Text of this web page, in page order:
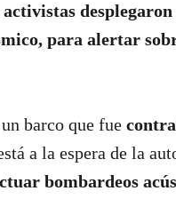
para alertar
barco que fue
a la espera de la
bombardeos